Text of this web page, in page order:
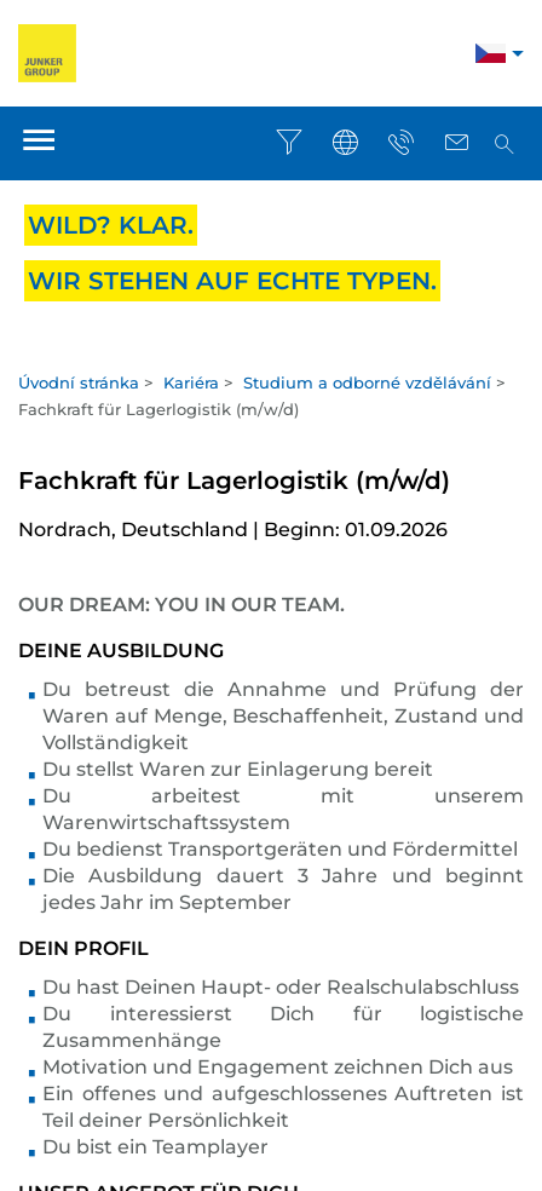
WILD? KLAR.
WIR STEHEN AUF ECHTE TYPEN.
Úvodní stránka > Kariéra > Studium a odborné vzdělávání >
Fachkraft für Lagerlogistik (m/w/d)
Fachkraft für Lagerlogistik (m/w/d)
Nordrach, Deutschland | Beginn: 01.09.2026
OUR DREAM: YOU IN OUR TEAM.
DEINE AUSBILDUNG
Du betreust die Annahme und Prüfung der
Waren auf Menge, Beschaffenheit, Zustand und
Vollständigkeit
Du stellst Waren zur Einlagerung bereit
Du arbeitest mit unserem
Warenwirtschaftssystem
Du bedienst Transportgeräten und Fördermittel
Die Ausbildung dauert 3 Jahre und beginnt
jedes Jahr im September
DEIN PROFIL
Du hast Deinen Haupt- oder Realschulabschluss
Du interessierst Dich für logistische
Zusammenhänge
Motivation und Engagement zeichnen Dich aus
Ein offenes und aufgeschlossenes Auftreten ist
Teil deiner Persönlichkeit
Du bist ein Teamplayer